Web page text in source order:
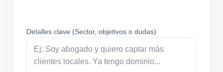
Detalles clave (Sector, objetivos o dudas)